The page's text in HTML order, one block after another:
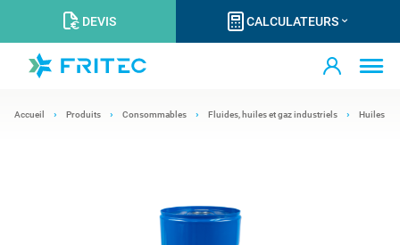
DEVIS CALCULATEURS
Accueil Produits Consommables Fluides, huiles et gaz industriels Huiles